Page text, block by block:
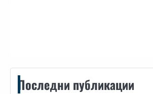
Последни публикации